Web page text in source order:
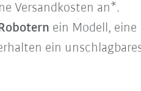
Versandkosten an*.
ein Modell, eine
ein